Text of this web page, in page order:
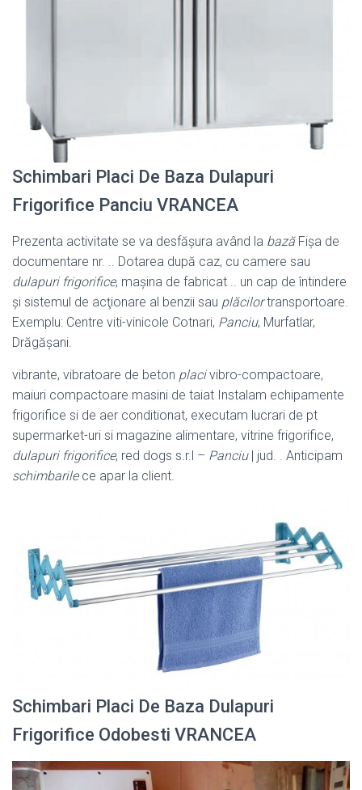
Schimbari Placi De Baza Dulapuri
Frigorifice Panciu VRANCEA
Prezenta activitate se va desfăşura având la bazăFişa de
documentare nr. .. Dotarea după caz, cu camere sau
dulapuri frigorifice, maşina de fabricat .. un cap de întindere
şi sistemul de acţionare al benzii sau plăcilortransportoare.
Exemplu: Centre viti-vinicole Cotnari, Panciu, Murfatlar,
Drăgăşani.
vibrante, vibratoare de beton placivibro-compactoare,
maiuri compactoare masini de taiat Instalam echipamente
frigorifice si de aer conditionat, executam lucrari de pt
supermarket-uri si magazine alimentare, vitrine frigorifice,
dulapuri frigorifice, red dogs s.r.l – Panciu| jud. . Anticipam
schimbarilece apar la client.
Schimbari Placi De Baza Dulapuri
Frigorifice Odobesti VRANCEA